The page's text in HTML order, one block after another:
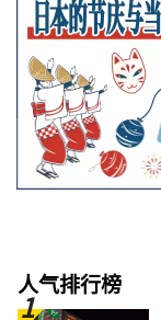
人气排行榜